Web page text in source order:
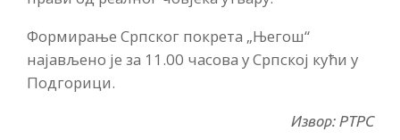
Формирање Српског покрета „Његош“
најављено је за 11.00 часова у Српској кући у
Подгорици.
Извор: РТРС